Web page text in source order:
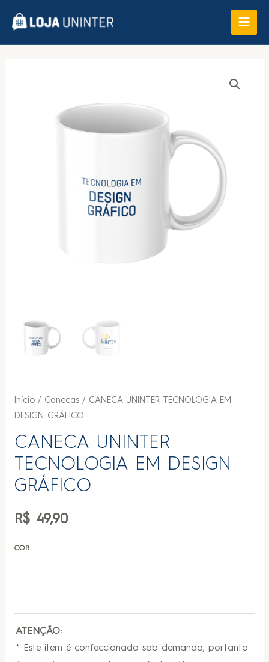
Início/ Canecas/ CANECA UNINTER TECNOLOGIA EM
DESIGN GRÁFICO
CANECA UNINTER
TECNOLOGIA EM DESIGN
GRÁFICO
R$49,90
COR
ATENÇÃO:
* Este item é confeccionado sob demanda, portanto